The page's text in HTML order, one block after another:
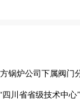
锅炉公司下属阀
川省省级技术中